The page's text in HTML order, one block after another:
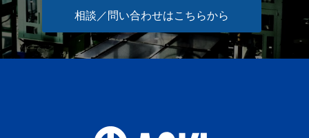
相談／問い合わせはこちらから